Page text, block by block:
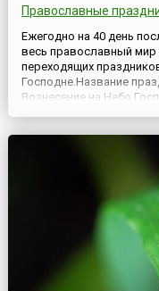
Православные
Ежегодно на 40 день
весь православный мир
переходящих
Господне.Название
Вознесение на Небо